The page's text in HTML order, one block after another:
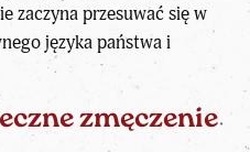
zaczyna przesuwać się w
języka państwa i
zmęczenie